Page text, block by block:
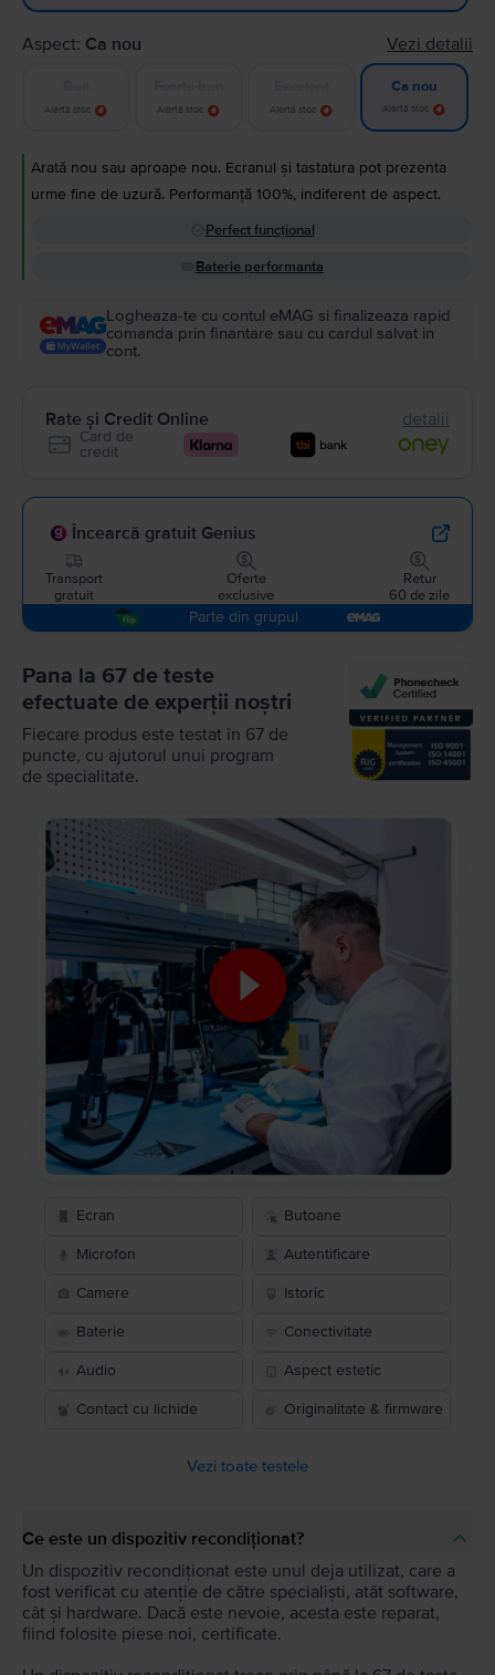
Aspect: Ca nou Vezi detalii
Alertă stoc Alertă stoc Alertă stoc
Ca nou
Alertă stoc
Arată nou sau aproape nou. Ecranul și tastatura pot prezenta
urme fine de uzură. Performanță 100%, indiferent de aspect.
Perfect funcțional
Baterie performanta
Logheaza-te cu contul eMAG si finalizeaza rapid
comanda prin finantare sau cu cardul salvat in
cont.
Rate și Credit Online detalii
Card de
credit
Încearcă gratuit Genius
Transport
gratuit
Oferte
exclusive
Retur
60 de zile
Parte din grupul
Pana la 67 de teste
efectuate de experții noștri
Fiecare produs este testat în 67 de
puncte, cu ajutorul unui program
de specialitate.
Ecran Butoane
Microfon Autentificare
Camere Istoric
Baterie Conectivitate
Audio Aspect estetic
Contact cu lichide Originalitate & firmware
Vezi toate testele
Ce este un dispozitiv recondiționat?
Un dispozitiv recondiționat este unul deja utilizat, care a
fost verificat cu atenție de către specialiști, atât software,
cât și hardware. Dacă este nevoie, acesta este reparat,
fiind folosite piese noi, certificate.